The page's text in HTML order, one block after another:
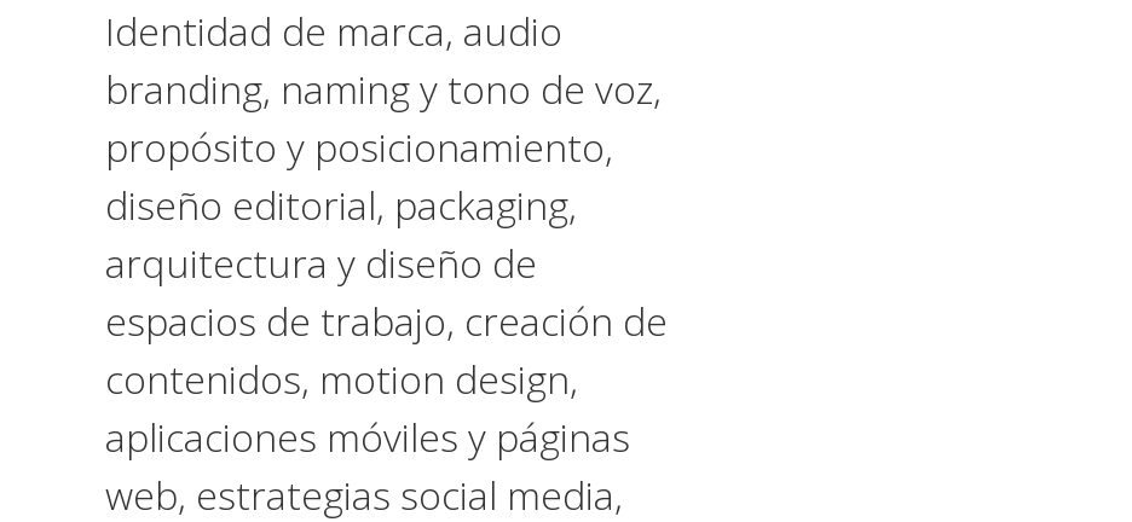
Identidad de marca, audio
branding, naming y tono de voz,
propósito y posicionamiento,
diseño editorial, packaging,
arquitectura y diseño de
espacios de trabajo, creación de
contenidos, motion design,
aplicaciones móviles y páginas
web, estrategias social media,